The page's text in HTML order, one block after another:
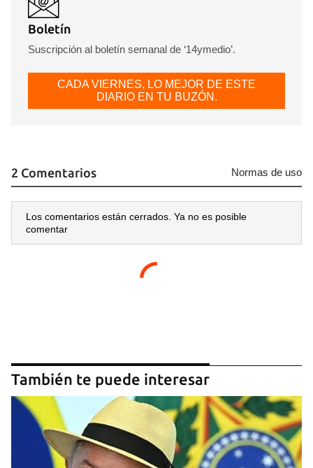
Boletín
Suscripción al boletín semanal de ‘14ymedio’.
CADA VIERNES, LO MEJOR DE ESTE
DIARIO EN TU BUZÓN.
2 Comentarios Normas de uso
Los comentarios están cerrados. Ya no es posible
comentar
También te puede interesar